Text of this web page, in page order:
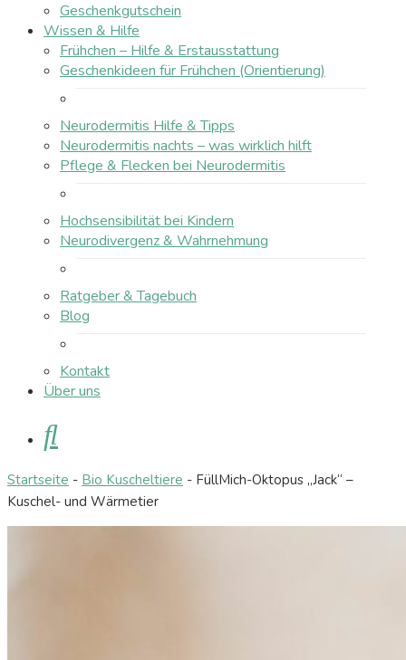
Geschenkgutschein
Wissen & Hilfe
Frühchen – Hilfe & Erstausstattung
Geschenkideen für Frühchen (Orientierung)
Neurodermitis Hilfe & Tipps
Neurodermitis nachts – was wirklich hilft
Pflege & Flecken bei Neurodermitis
Hochsensibilität bei Kindern
Neurodivergenz & Wahrnehmung
Ratgeber & Tagebuch
Blog
Kontakt
Über uns
Suche
Startseite - Bio Kuscheltiere - FüllMich-Oktopus „Jack“ –
Kuschel- und Wärmetier